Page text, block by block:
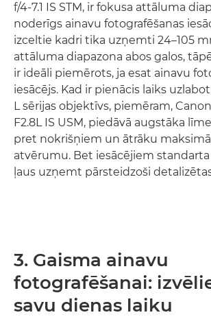
f/4-7.1 IS STM, ir fokusa attāluma
noderīgs ainavu fotografēšanas
izceltie kadri tika uzņemti 24–105
attāluma diapazona abos galos,
ir ideāli piemērots, ja esat ainavu
iesācējs. Kad ir pienācis laiks
L sērijas objektīvs, piemēram,
F2.8L IS USM, piedāvā augstāka
pret nokrišņiem un ātrāku
atvērumu. Bet iesācējiem
ļaus uzņemt pārsteidzoši
3. Gaisma ainavu
fotografēšanai:
savu dienas laiku